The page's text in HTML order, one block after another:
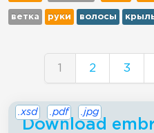
ветка руки волосы
1 2 3
Download
.xsd .pdf .jpg